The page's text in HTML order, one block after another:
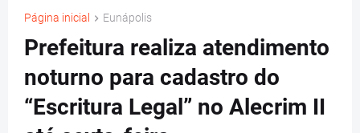
Página inicial Eunápolis
Prefeitura realiza atendimento
noturno para cadastro do
“Escritura Legal” no Alecrim II